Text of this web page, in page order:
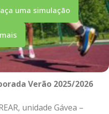
uma simulação
Verão 2025/2026
unidade Gávea –